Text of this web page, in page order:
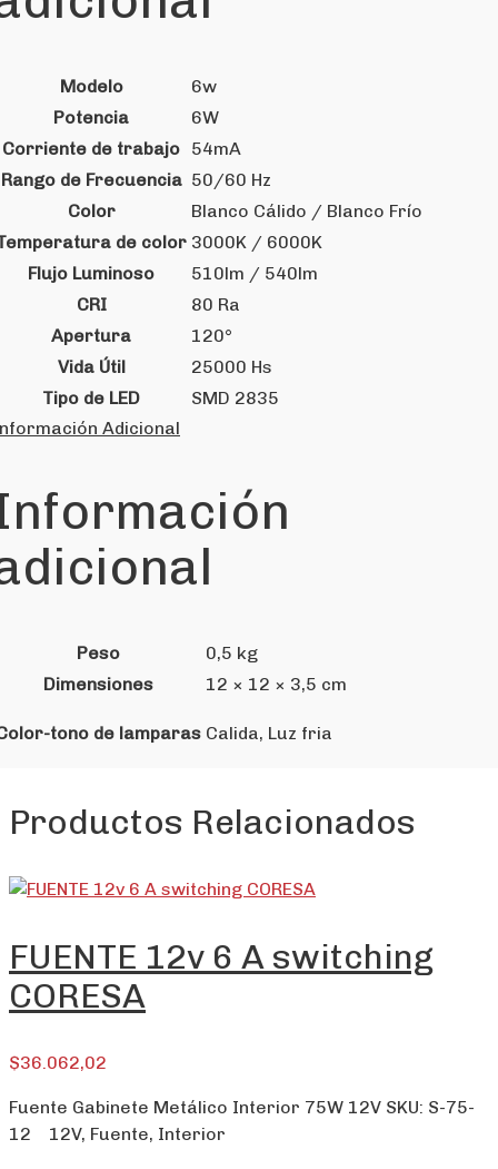
Modelo
6w
Potencia
6W
Corriente de trabajo 54mA
Rango de Frecuencia 50/60 Hz
Color
Blanco Cálido / Blanco Frío
de color 3000K / 6000K
Flujo Luminoso
510lm / 540lm
CRI
80 Ra
Apertura
120°
Vida Útil
25000 Hs
Tipo de LED
SMD 2835
Adicional
Peso
0,5 kg
Dimensiones
12 × 12 × 3,5 cm
tono de lamparas Calida, Luz fria
Productos Relacionados
FUENTE 12v 6 A switching
CORESA
$36.062,02
Fuente Gabinete Metálico Interior 75W 12V SKU: S-75-
12 12V, Fuente, Interior